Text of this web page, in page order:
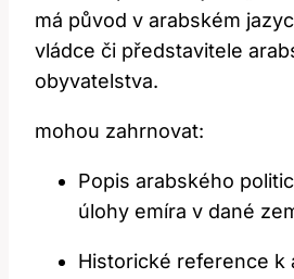
má původ v arabském​
vládce či představitele
obyvatelstva.
mohou zahrnovat:
Popis arabského
úlohy emíra v dané
Historické ‌reference k